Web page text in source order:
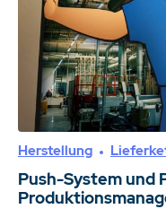
Herstellung
Push-System und